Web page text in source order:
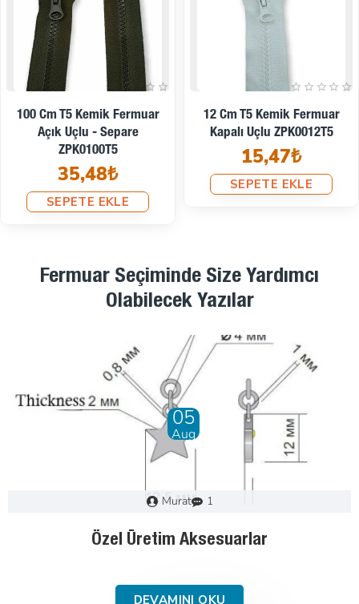
14 Cm T5 Kemik Fermuar
Kapalı Uçlu ZPK0014T5
14,10₺
SEPETE EKLE
16 Cm T5 Kemik Fermuar
Kapalı Uçlu ZPK0016T5
14,59₺
SEPETE EKLE
Fermuar Seçiminde Size Yardımcı
Olabilecek Yazılar
28
Dec
Murat 0
Fermuar Nasıl Seçilir : Adım Adım Kılavuz
DEVAMINI OKU